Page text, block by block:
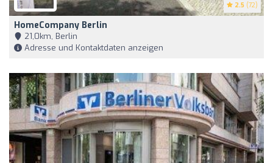
2.5 (72)
HomeCompany Berlin
21,0km, Berlin
Adresse und Kontaktdaten anzeigen